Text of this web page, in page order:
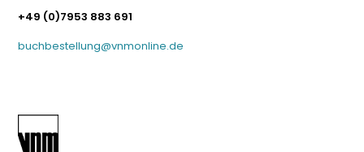
+49 (0)7953 883 691
buchbestellung@vnmonline.de